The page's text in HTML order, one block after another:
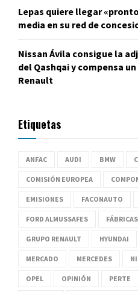
Lepas quiere llegar
media en su red de
Nissan Ávila consigue la
del Qashqai y compensa
Renault
Etiquetas
ANFAC AUDI BMW
COMISIÓN EUROPEA
EMISIONES FACONAUTO
FORD ALMUSSAFES FÁBRICAS
GRUPO RENAULT HYUNDAI
MERCADO MERCEDES
OPEL OPINIÓN PERTE